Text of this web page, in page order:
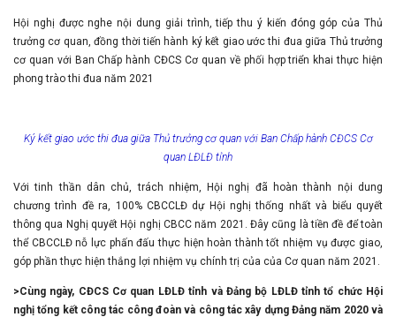
Hội nghị được nghe nội dung giải trình, tiếp thu ý kiến đóng góp của Thủ
trưởng cơ quan, đồng thời tiến hành ký kết giao ước thi đua giữa Thủ trưởng
cơ quan với Ban Chấp hành CĐCS Cơ quan về phối hợp triển khai thực hiện
phong trào thi đua năm 2021
Ký kết giao ước thi đua giữa Thủ trưởng cơ quan với Ban Chấp hành CĐCS Cơ
quan LĐLĐ tỉnh
Với tinh thần dân chủ, trách nhiệm, Hội nghị đã hoàn thành nội dung
chương trình đề ra, 100% CBCCLĐ dự Hội nghị thống nhất và biểu quyết
thông qua Nghị quyết Hội nghị CBCC năm 2021. Đây cũng là tiền đề để toàn
thể CBCCLĐ nỗ lực phấn đấu thực hiện hoàn thành tốt nhiệm vụ được giao,
góp phần thực hiện thắng lợi nhiệm vụ chính trị của của Cơ quan năm 2021.
>Cùng ngày, CĐCS Cơ quan LĐLĐ tỉnh và Đảng bộ LĐLĐ tỉnh tổ chức Hội
nghị tổng kết công tác công đoàn và công tác xây dựng Đảng năm 2020 và